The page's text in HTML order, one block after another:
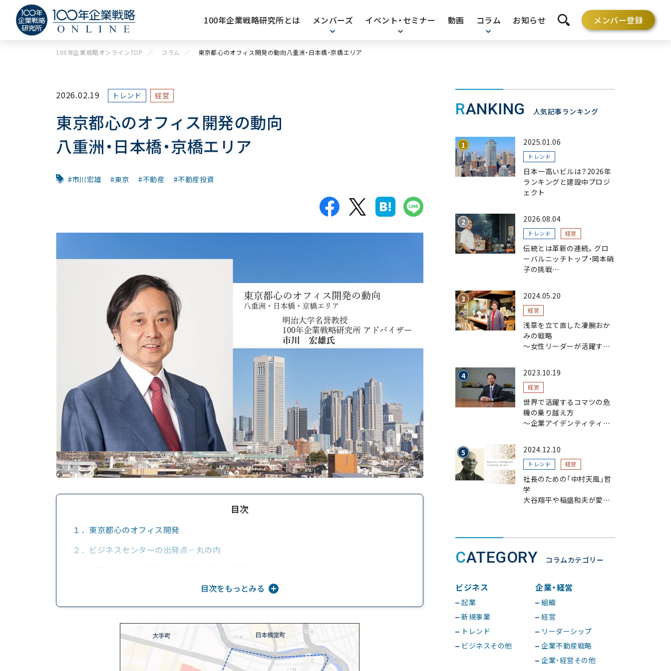
100年企業戦略研究所とは メンバーズ イベント・セミナー 動画 コラム お知らせ 検索を開く メンバー登録
100年企業戦略オンラインTOP コラム 東京都心のオフィス開発の動向八重洲・日本橋・京橋エリア
2026.02.19 トレンド 経営
東京都心のオフィス開発の動向
八重洲・日本橋・京橋エリア
市川宏雄 東京 不動産 不動産投資
目次
１．東京都心のオフィス開発
２．ビジネスセンターの出発点－丸の内
４．八重洲・日本橋・京橋エリアの状況
（１） 由緒ある街並みがオフィス街に生まれ変わる
目次をもっとみる
RANKING 人気記事ランキング
2025.01.06
トレンド
日本一高いビルは？2026年
ランキングと建設中プロジ
ェクト
2026.08.04
トレンド 経営
伝統とは革新の連続。グロ
ーバルニッチトップ・岡本硝
子の挑戦
ラスにこだわり、ガラスを超
える経営戦略～
2024.05.20
経営
浅草を立て直した凄腕おか
みの戦略
〜女性リーダーが活躍する
2023.10.19
経営
世界で活躍するコマツの危
機の乗り越え方
〜企業アイデンティティの
2024.12.10
トレンド 経営
社長のための「中村天風」哲
学
大谷翔平や稲盛和夫が愛読、
CATEGORY コラムカテゴリー
ビジネス
起業
新規事業
トレンド
ビジネスその他
企業・経営
組織
経営
リーダーシップ
企業不動産戦略
企業・経営その他